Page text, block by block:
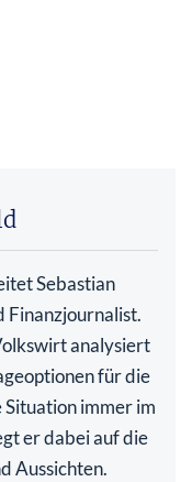
Sebastian
Finanzjournalist.
analysiert
für die
immer im
er dabei auf die
Aussichten.